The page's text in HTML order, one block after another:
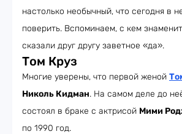
настолько необычный, что сегодня в
поверить. Вспоминаем, с кем
сказали друг другу заветное «да».
Том Круз
Многие уверены, что первой женой
Николь Кидман. На самом деле до
состоял в браке с актрисой Мими
по 1990 год.